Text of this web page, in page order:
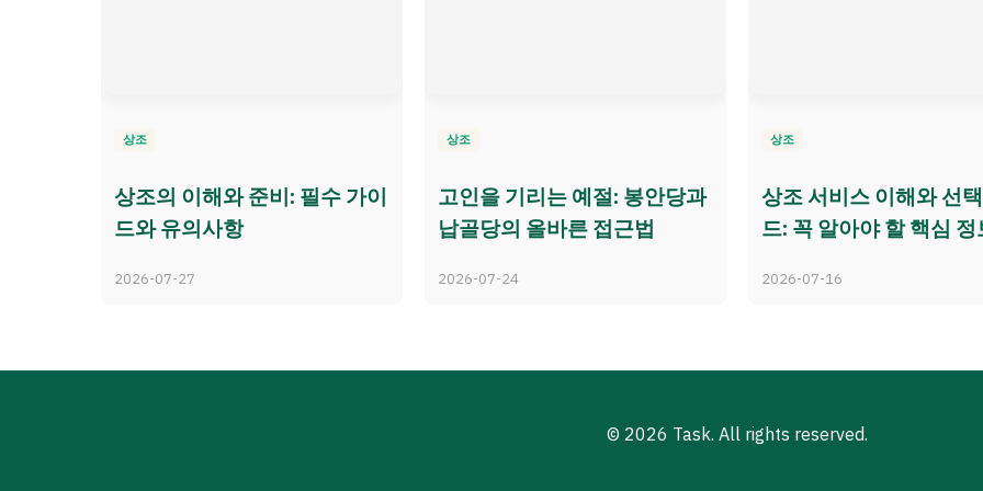
상조
상조의 이해와 준비: 필수 가이
드와 유의사항
2026-07-27
상조
고인을 기리는 예절: 봉안당과
납골당의 올바른 접근법
2026-07-24
상조
상조 서비스 이해와 선
드: 꼭 알아야 할 핵심 정
2026-07-16
© 2026 Task. All rights reserved.